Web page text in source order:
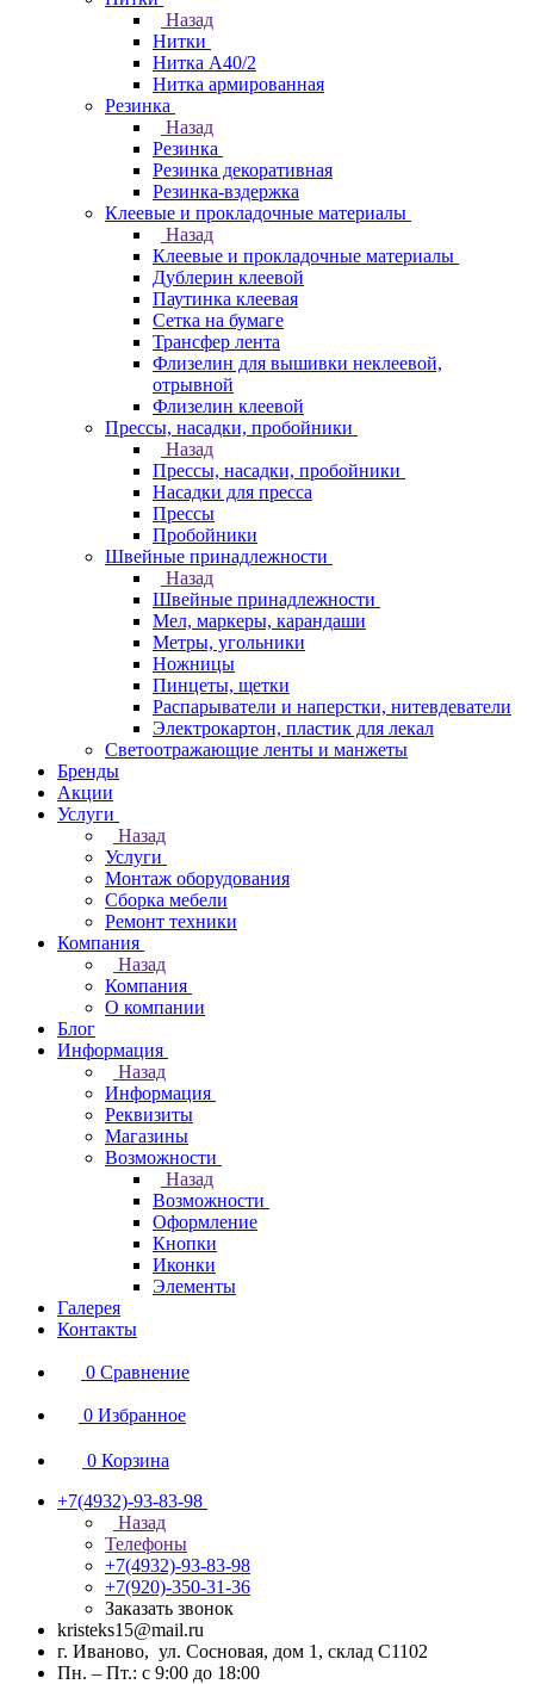
Назад
Нитки
Нитка А40/2
Нитка армированная
Резинка
Назад
Резинка
Резинка декоративная
Резинка-вздержка
Клеевые и прокладочные материалы
Назад
Клеевые и прокладочные материалы
Дублерин клеевой
Паутинка клеевая
Сетка на бумаге
Трансфер лента
Флизелин для вышивки неклеевой,
отрывной
Флизелин клеевой
Прессы, насадки, пробойники
Назад
Прессы, насадки, пробойники
Насадки для пресса
Прессы
Пробойники
Швейные принадлежности
Назад
Швейные принадлежности
Мел, маркеры, карандаши
Метры, угольники
Ножницы
Пинцеты, щетки
Распарыватели и наперстки, нитевдеватели
Электрокартон, пластик для лекал
Светоотражающие ленты и манжеты
Бренды
Акции
Услуги
Назад
Услуги
Монтаж оборудования
Сборка мебели
Ремонт техники
Компания
Назад
Компания
О компании
Блог
Информация
Назад
Информация
Реквизиты
Магазины
Возможности
Назад
Возможности
Оформление
Кнопки
Иконки
Элементы
Галерея
Контакты
0 Сравнение
0 Избранное
0 Корзина
+7(4932)-93-83-98
Назад
Телефоны
+7(4932)-93-83-98
+7(920)-350-31-36
Заказать звонок
kristeks15@mail.ru
г. Иваново, ул. Сосновая, дом 1, склад С1102
Пн. – Пт.: с 9:00 до 18:00